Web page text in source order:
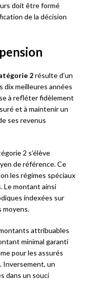
doit être formé
de la décision
2résulte d’un
dix meilleures années
à refléter fidèlement
et à maintenir un
ses revenus
2 s’élève
de référence. Ce
les régimes spéciaux
Le montant ainsi
indexées sur
moyens.
attribuables
minimal garanti
pour les assurés
Inversement, un
dans un souci